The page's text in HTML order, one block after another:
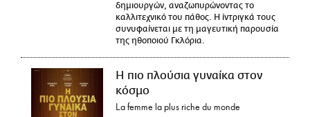
δημιουργών, αναζωπυρώνοντας το
καλλιτεχνικό του πάθος. Η ίντριγκά τους
συνυφαίνεται με τη μαγευτική παρουσία
της ηθοποιού Γκλόρια.
Η πιο πλούσια γυναίκα στον
κόσμο
La femme la plus riche du monde